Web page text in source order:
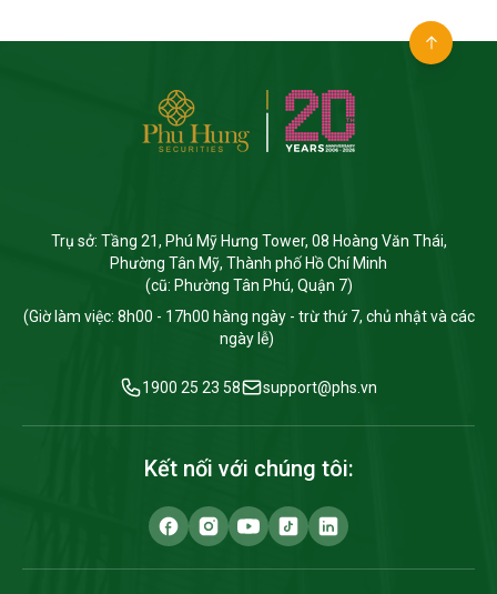
Trụ sở: Tầng 21, Phú Mỹ Hưng Tower, 08 Hoàng Văn Thái,
Phường Tân Mỹ, Thành phố Hồ Chí Minh
(cũ: Phường Tân Phú, Quận 7)
(Giờ làm việc: 8h00 - 17h00 hàng ngày - trừ thứ 7, chủ nhật và các
ngày lễ)
1900 25 23 58 support@phs.vn
Kết nối với chúng tôi: